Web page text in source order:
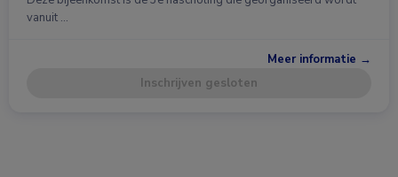
vanuit …
Meer informatie →
Inschrijven gesloten